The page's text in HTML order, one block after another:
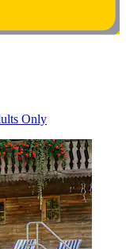
Only